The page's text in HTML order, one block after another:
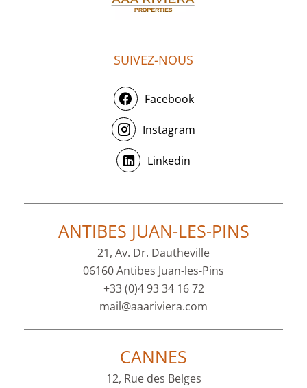
SUIVEZ-NOUS
Facebook
Instagram
Linkedin
ANTIBES JUAN-LES-PINS
21, Av. Dr. Dautheville
06160 Antibes Juan-les-Pins
+33 (0)4 93 34 16 72
mail@aaariviera.com
CANNES
12, Rue des Belges